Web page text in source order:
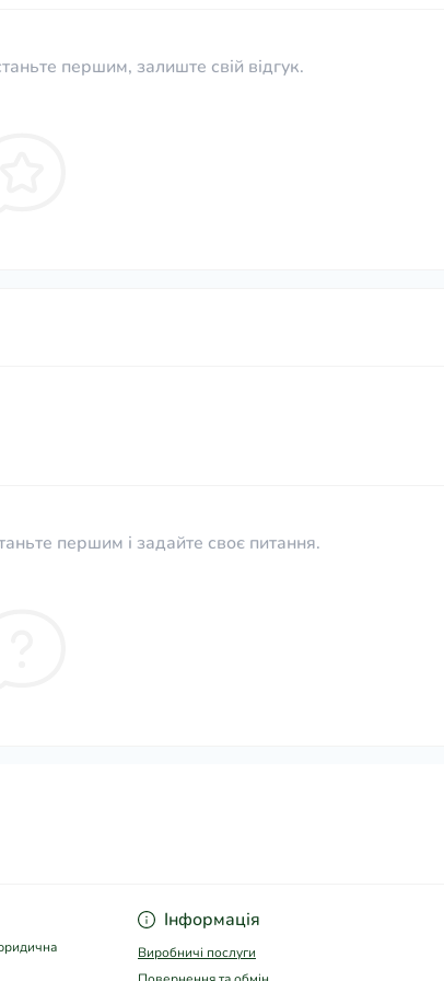
першим, залиште свій відгук.
першим і задайте своє питання.
Інформація
Виробничі послуги